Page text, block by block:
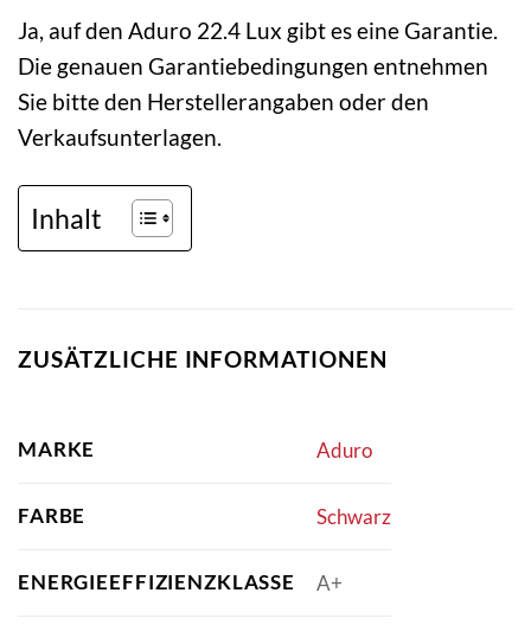
Ja, auf den Aduro 22.4 Lux gibt es eine Garantie.
Die genauen Garantiebedingungen entnehmen
Sie bitte den Herstellerangaben oder den
Verkaufsunterlagen.
Inhalt
ZUSÄTZLICHE INFORMATIONEN
MARKE Aduro
FARBE Schwarz
ENERGIEEFFIZIENZKLASSE A+